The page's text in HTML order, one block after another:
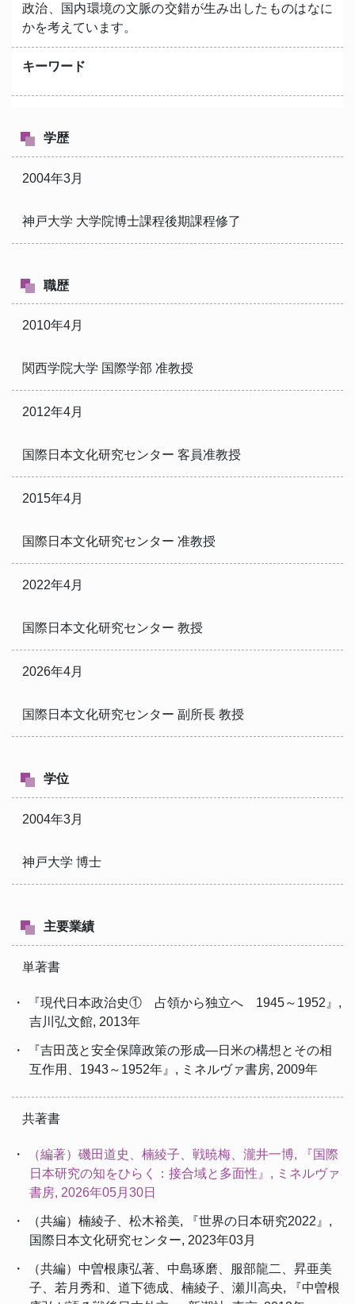
政治、国内環境の文脈の交錯が生み出したものはなに
かを考えています。
キーワード
学歴
2004年3月
神戸大学 大学院博士課程後期課程修了
職歴
2010年4月
関西学院大学 国際学部 准教授
2012年4月
国際日本文化研究センター 客員准教授
2015年4月
国際日本文化研究センター 准教授
2022年4月
国際日本文化研究センター 教授
2026年4月
国際日本文化研究センター 副所長 教授
学位
2004年3月
神戸大学 博士
主要業績
単著書
・ 『現代日本政治史① 占領から独立へ 1945～1952』,
吉川弘文館, 2013年
・ 『吉田茂と安全保障政策の形成―日米の構想とその相
互作用、1943～1952年』, ミネルヴァ書房, 2009年
共著書
・
（編著）磯田道史、楠綾子、戦暁梅、瀧井一博, 『国際
日本研究の知をひらく：接合域と多面性』, ミネルヴァ
書房, 2026年05月30日
・ （共編）楠綾子、松木裕美, 『世界の日本研究2022』,
国際日本文化研究センター, 2023年03月
・ （共編）中曽根康弘著、中島琢磨、服部龍二、昇亜美
子、若月秀和、道下徳成、楠綾子、瀬川高央, 『中曽根